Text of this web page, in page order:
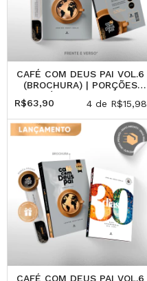
CAFÉ COM DEUS PAI VOL.6
(BROCHURA) | PORÇÕES
DIÁRIAS DE AMOR
R$63,90 4 de R$15,98
CAFÉ COM DEUS PAI VOL.6